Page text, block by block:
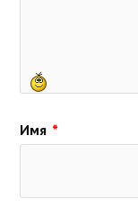
Имя *